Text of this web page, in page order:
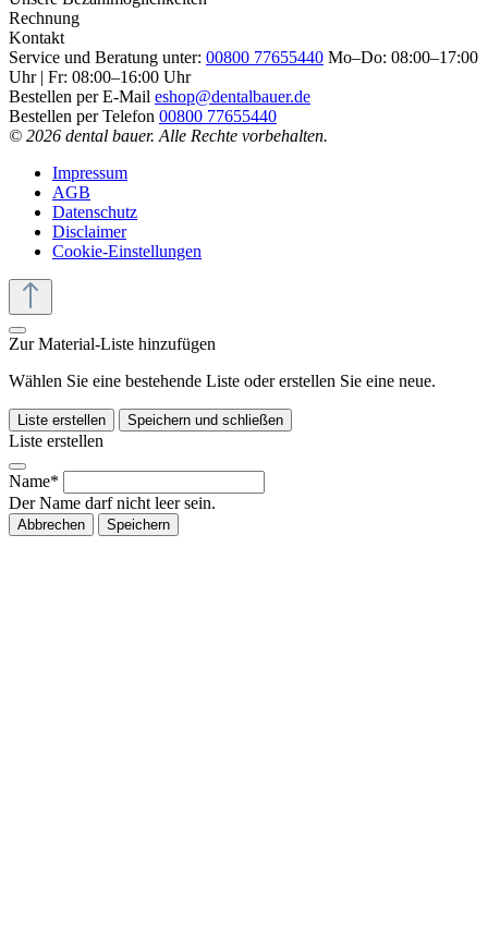
Rechnung
Kontakt
Service und Beratung unter: 00800 77655440 Mo–Do: 08:00–17:00
Uhr | Fr: 08:00–16:00 Uhr
Bestellen per E-Mail eshop@dentalbauer.de
Bestellen per Telefon 00800 77655440
© 2026 dental bauer. Alle Rechte vorbehalten.
Impressum
AGB
Datenschutz
Disclaimer
Cookie-Einstellungen
Zur Material-Liste hinzufügen
Wählen Sie eine bestehende Liste oder erstellen Sie eine neue.
Liste erstellen Speichern und schließen
Liste erstellen
Name*
Der Name darf nicht leer sein.
Abbrechen Speichern